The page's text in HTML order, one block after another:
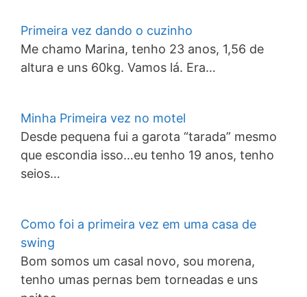
Primeira vez dando o cuzinho
Me chamo Marina, tenho 23 anos, 1,56 de
altura e uns 60kg. Vamos lá. Era…
Minha Primeira vez no motel
Desde pequena fui a garota “tarada” mesmo
que escondia isso…eu tenho 19 anos, tenho
seios…
Como foi a primeira vez em uma casa de
swing
Bom somos um casal novo, sou morena,
tenho umas pernas bem torneadas e uns